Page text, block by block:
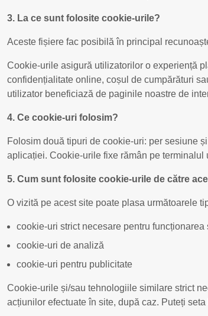
3. La ce sunt folosite cookie-urile?
Aceste fișiere fac posibilă în principal
Cookie-urile asigură utilizatorilor o experiență
confidențialitate online, coșul de cumpărături
utilizator beneficiază de paginile noastre de
4. Ce cookie-uri folosim?
Folosim două tipuri de cookie-uri: per sesiune
aplicației. Cookie-urile fixe rămân pe
5. Cum sunt folosite cookie-urile de către
O vizită pe acest site poate plasa următoarele
cookie-uri strict necesare pentru funcționarea
cookie-uri de analiză
cookie-uri pentru publicitate
Cookie-urile și/sau tehnologiile similare strict
acțiunilor efectuate în site, după caz. Puteți